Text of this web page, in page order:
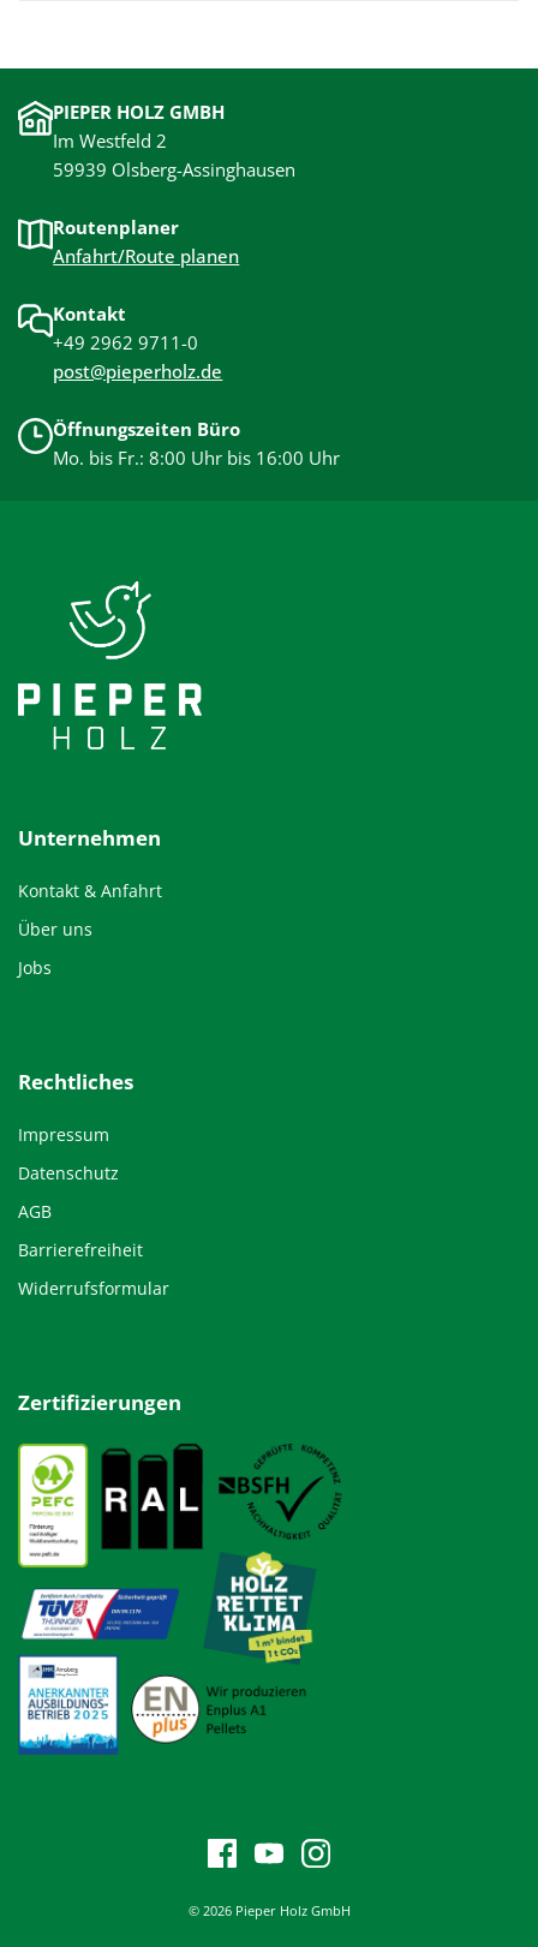
PIEPER HOLZ GMBH
Im Westfeld 2
59939 Olsberg-Assinghausen
Routenplaner
Anfahrt/Route planen
Kontakt
+49 2962 9711-0
post@pieperholz.de
Öffnungszeiten Büro
Mo. bis Fr.: 8:00 Uhr bis 16:00 Uhr
Unternehmen
Kontakt & Anfahrt
Über uns
Jobs
Rechtliches
Impressum
Datenschutz
AGB
Barrierefreiheit
Widerrufsformular
Zertifizierungen
© 2026 Pieper Holz GmbH